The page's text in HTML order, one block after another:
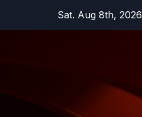
Sat. Aug 8th, 2026